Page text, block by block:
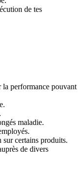
de tes
la performance pouvant
maladie.
sur certains produits.
de divers